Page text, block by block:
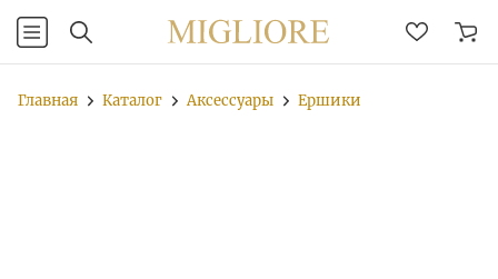
Главная Каталог Аксессуары Ершики